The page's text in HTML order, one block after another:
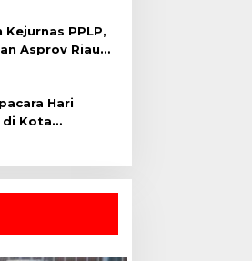
Kejurnas PPLP,
Asprov Riau
Rumput
Hari
di Kota
Tetap Khidmat